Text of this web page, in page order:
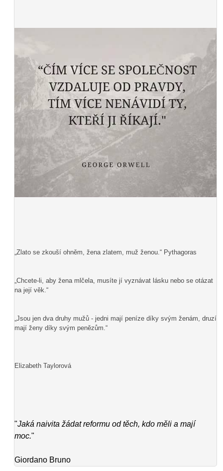
„Zlato se zkouší ohněm, žena zlatem, muž ženou.“ Pythagoras
„Chcete-li, aby žena mlčela, musíte jí vyznávat lásku nebo se otázat
na její věk.“
„Jsou jen dva druhy mužů - jedni mají peníze díky svým ženám, druzí
mají ženy díky svým penězům.“
Elizabeth Taylorová
"Jaká naivita žádat reformu od těch, kdo měli a mají
moc."
Giordano Bruno